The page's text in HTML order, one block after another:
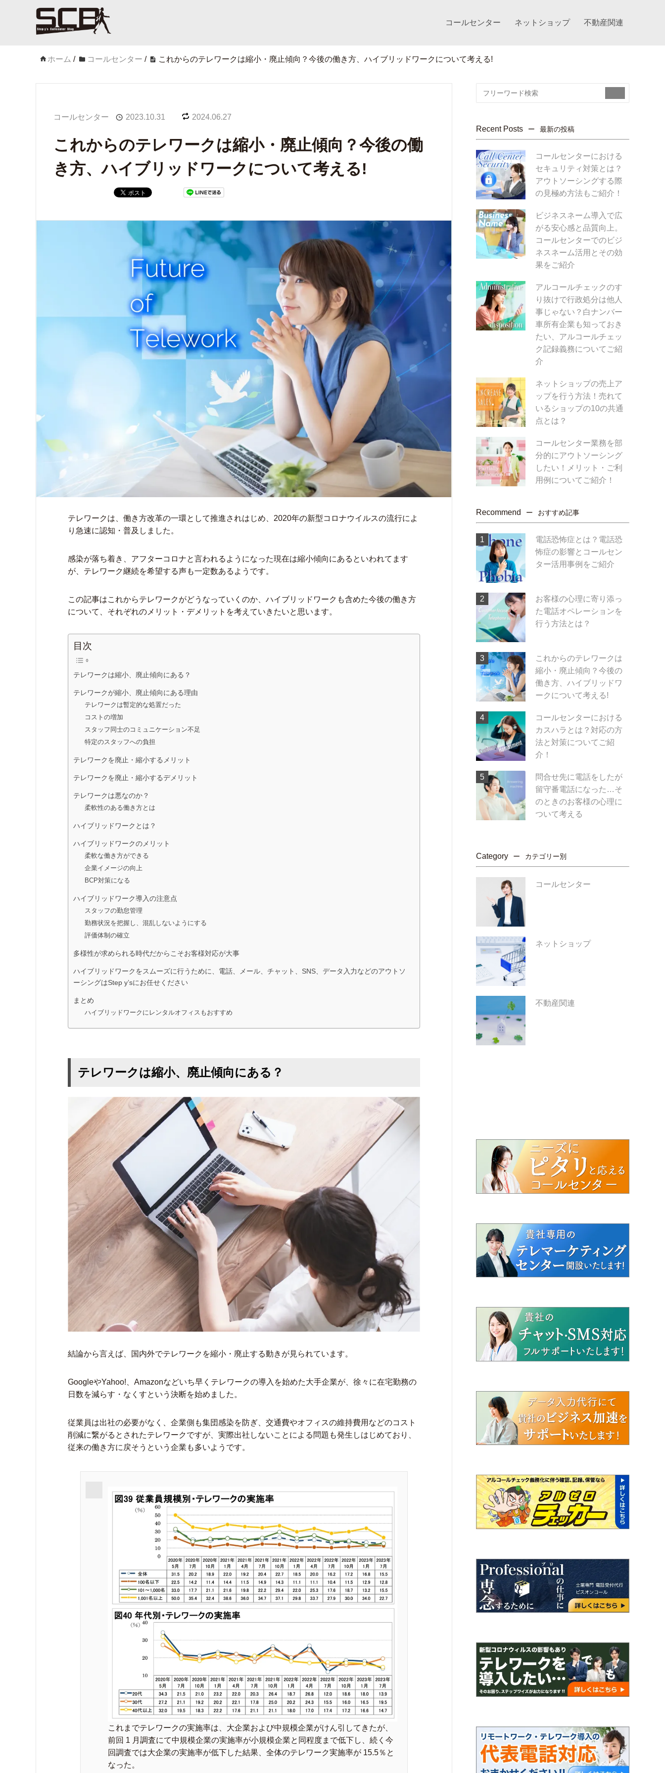
コールセンター ネットショップ 不動産関連
ホーム / コールセンター / これからのテレワークは縮小・廃止傾向？今後の働き方、ハイブリッドワークについて考える!
コールセンター 2023.10.31 2024.06.27
これからのテレワークは縮小・廃止傾向？今後の働
き方、ハイブリッドワークについて考える!
テレワークは、働き方改革の一環として推進されはじめ、2020年の新型コロナウイルスの流行によ
り急速に認知・普及しました。
感染が落ち着き、アフターコロナと言われるようになった現在は縮小傾向にあるといわれてます
が、テレワーク継続を希望する声も一定数あるようです。
この記事はこれからテレワークがどうなっていくのか、ハイブリッドワークも含めた今後の働き方
について、それぞれのメリット・デメリットを考えていきたいと思います。
目次
テレワークは縮小、廃止傾向にある？
テレワークが縮小、廃止傾向にある理由
テレワークは暫定的な処置だった
コストの増加
スタッフ同士のコミュニケーション不足
特定のスタッフへの負担
テレワークを廃止・縮小するメリット
テレワークを廃止・縮小するデメリット
テレワークは悪なのか？
柔軟性のある働き方とは
ハイブリッドワークとは？
ハイブリッドワークのメリット
柔軟な働き方ができる
企業イメージの向上
BCP対策になる
ハイブリッドワーク導入の注意点
スタッフの勤怠管理
勤務状況を把握し、混乱しないようにする
評価体制の確立
多様性が求められる時代だからこそお客様対応が大事
ハイブリッドワークをスムーズに行うために、電話、メール、チャット、SNS、データ入力などのアウトソ
ーシングはStep y’sにお任せください
まとめ
ハイブリッドワークにレンタルオフィスもおすすめ
テレワークは縮小、廃止傾向にある？
結論から言えば、国内外でテレワークを縮小・廃止する動きが見られています。
GoogleやYahoo!、Amazonなどいち早くテレワークの導入を始めた大手企業が、徐々に在宅勤務の
日数を減らす・なくすという決断を始めました。
従業員は出社の必要がなく、企業側も集団感染を防ぎ、交通費やオフィスの維持費用などのコスト
削減に繋がるとされたテレワークですが、実際出社しないことによる問題も発生しはじめており、
従来の働き方に戻そうという企業も多いようです。
これまでテレワークの実施率は、大企業および中規模企業がけん引してきたが、
前回 1 月調査にて中規模企業の実施率が小規模企業と同程度まで低下し、続く今
回調査では大企業の実施率が低下した結果、全体のテレワーク実施率が 15.5％と
なった。
索:
Recent Posts 最新の投稿
コールセンターにおける
セキュリティ対策とは？
アウトソーシングする際
の見極め方法もご紹介！
ビジネスネーム導入で広
がる安心感と品質向上。
コールセンターでのビジ
ネスネーム活用とその効
果をご紹介
アルコールチェックのす
り抜けで行政処分は他人
事じゃない？白ナンバー
車所有企業も知っておき
たい、アルコールチェッ
ク記録義務についてご紹
介
ネットショップの売上ア
ップを行う方法！売れて
いるショップの10の共通
点とは？
コールセンター業務を部
分的にアウトソーシング
したい！メリット・ご利
用例についてご紹介！
Recommend おすすめ記事
電話恐怖症とは？電話恐
怖症の影響とコールセン
ター活用事例をご紹介
お客様の心理に寄り添っ
た電話オペレーションを
行う方法とは？
これからのテレワークは
縮小・廃止傾向？今後の
働き方、ハイブリッドワ
ークについて考える!
コールセンターにおける
カスハラとは？対応の方
法と対策についてご紹
介！
問合せ先に電話をしたが
留守番電話になった…そ
のときのお客様の心理に
ついて考える
Category カテゴリー別
コールセンター
ネットショップ
不動産関連